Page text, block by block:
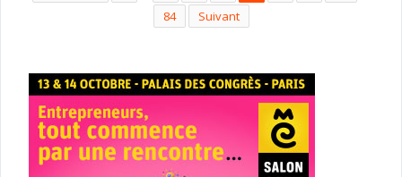
84
Suivant